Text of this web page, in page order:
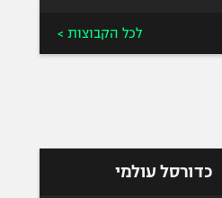
לכל הקבוצות >
כדורסל עולמי